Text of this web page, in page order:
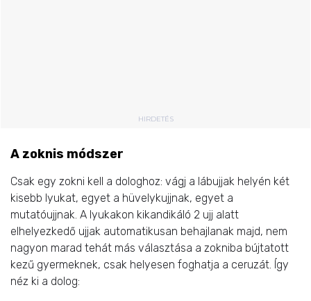
HIRDETÉS
A zoknis módszer
Csak egy zokni kell a dologhoz: vágj a lábujjak helyén két
kisebb lyukat, egyet a hüvelykujjnak, egyet a
mutatóujjnak. A lyukakon kikandikáló 2 ujj alatt
elhelyezkedő ujjak automatikusan behajlanak majd, nem
nagyon marad tehát más választása a zokniba bújtatott
kezű gyermeknek, csak helyesen foghatja a ceruzát. Így
néz ki a dolog: